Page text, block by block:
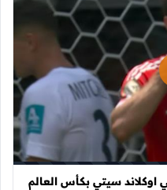
سيتي بكأس العالم